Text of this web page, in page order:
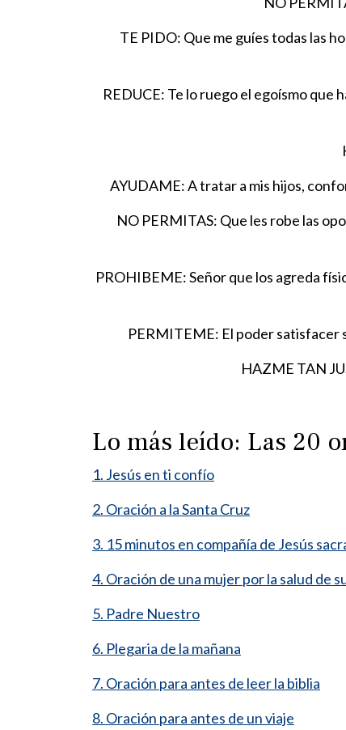
TE PIDO: Que me guíes todas las
REDUCE: Te lo ruego el egoísmo que
AYUDAME: A tratar a mis hijos,
NO PERMITAS: Que les robe las
PROHIBEME: Señor que los agreda
PERMITEME: El poder satisfacer
HAZME TAN
Lo más leído: Las 20
1. Jesús en ti confío
2. Oración a la Santa Cruz
3. 15 minutos en compañía de Jesús
4. Oración de una mujer por la salud de
5. Padre Nuestro
6. Plegaria de la mañana
7. Oración para antes de leer la biblia
8. Oración para antes de un viaje